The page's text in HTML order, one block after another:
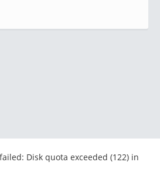
Disk quota exceeded (122) in